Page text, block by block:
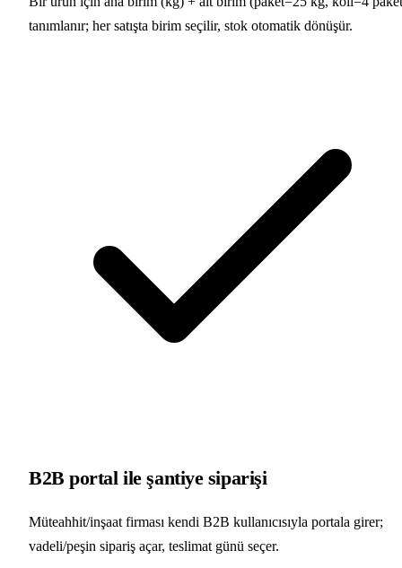
tanımlanır; her satışta birim seçilir, stok otomatik dönüşür.
B2B portal ile şantiye siparişi
Müteahhit/inşaat firması kendi B2B kullanıcısıyla portala girer;
vadeli/peşin sipariş açar, teslimat günü seçer.